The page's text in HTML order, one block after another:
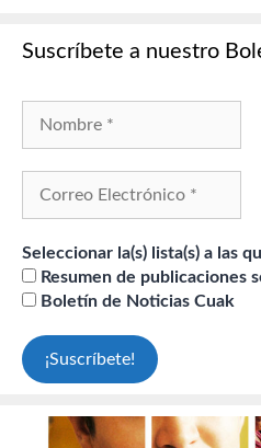
Suscríbete a nuestro
Seleccionar la(s) lista(s) a las
Resumen de publicaciones
Boletín de Noticias Cuak